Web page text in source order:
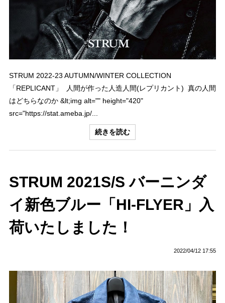
STRUM 2022-23 AUTUMN/WINTER COLLECTION
「REPLICANT」 人間が作った人造人間(レプリカント) 真の人間
はどちらなのか &lt;img alt="" height="420"
src="https://stat.ameba.jp/...
続きを読む
STRUM 2021S/S バーニンダ
イ新色ブルー「HI-FLYER」入
荷いたしました！
2022/04/12 17:55